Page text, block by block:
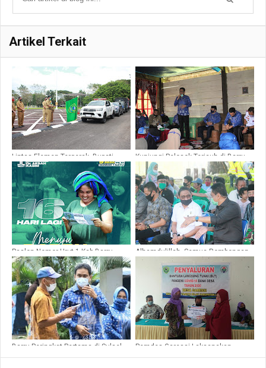
Artikel Terkait
Lintas Elemen Tergerak, Bupati
Barru Kembali Lepas Bantuan untuk
Banjir Masamba
Kunjungi Pelosok Terjauh di Barru,
Suardi Saleh Syukuran Panen
Bersama Warga
Paslon Nomor Urut 1 Kab.Barru
Respon Masyarakat Melalui Kartu
Macca Peduli
Alhamdulillah, Semua Rombongan
Wabup Barru ke Masamba Negatif
di Rapid Test
Barru Peringkat Pertama di Sulsel
Pemdes Garessi Laksanakan